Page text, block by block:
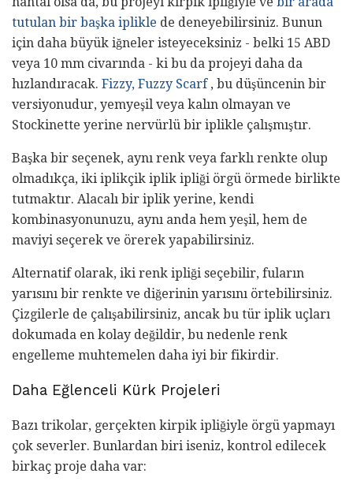
tutulan bir başka iplikle de deneyebilirsiniz. Bunun
için daha büyük iğneler isteyeceksiniz - belki 15 ABD
veya 10 mm civarında - ki bu da projeyi daha da
hızlandıracak. Fizzy, Fuzzy Scarf, bu düşüncenin bir
versiyonudur, yemyeşil veya kalın olmayan ve
Stockinette yerine nervürlü bir iplikle çalışmıştır.
Başka bir seçenek, aynı renk veya farklı renkte olup
olmadıkça, iki iplikçik iplik ipliği örgü örmede birlikte
tutmaktır. Alacalı bir iplik yerine, kendi
kombinasyonunuzu, aynı anda hem yeşil, hem de
maviyi seçerek ve örerek yapabilirsiniz.
Alternatif olarak, iki renk ipliği seçebilir, fuların
yarısını bir renkte ve diğerinin yarısını örtebilirsiniz.
Çizgilerle de çalışabilirsiniz, ancak bu tür iplik uçları
dokumada en kolay değildir, bu nedenle renk
engelleme muhtemelen daha iyi bir fikirdir.
Daha Eğlenceli Kürk Projeleri
Bazı trikolar, gerçekten kirpik ipliğiyle örgü yapmayı
çok severler. Bunlardan biri iseniz, kontrol edilecek
birkaç proje daha var: